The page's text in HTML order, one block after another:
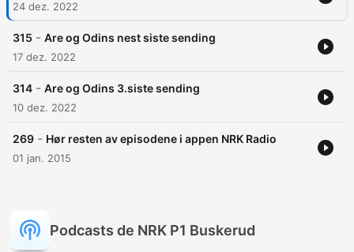
24 dez. 2022
315 - Are og Odins nest siste sending
17 dez. 2022
314 - Are og Odins 3.siste sending
10 dez. 2022
269 - Hør resten av episodene i appen NRK Radio
01 jan. 2015
Podcasts de NRK P1 Buskerud